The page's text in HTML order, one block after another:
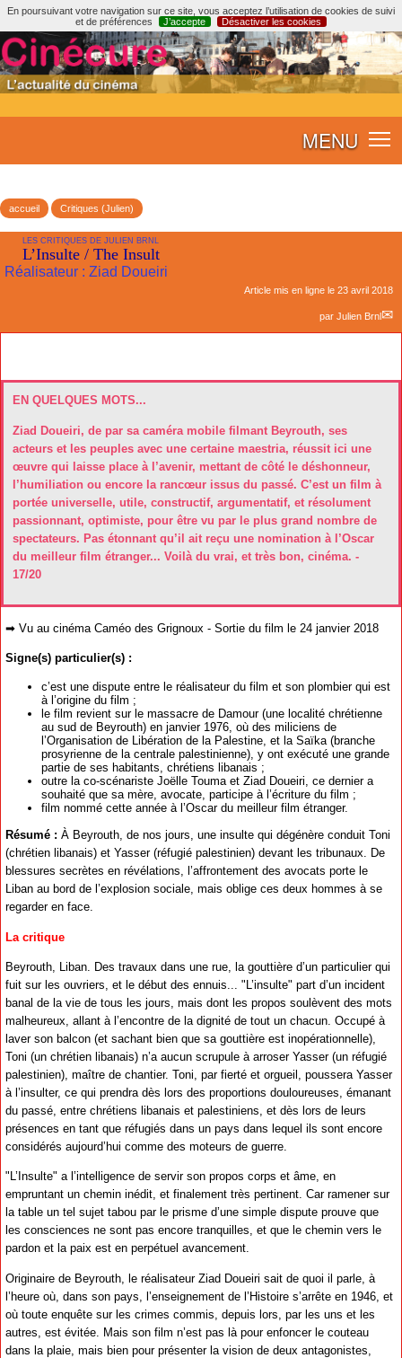
En poursuivant votre navigation sur ce site, vous acceptez l’utilisation de cookies de suivi
et de préférences
J’accepte Désactiver les cookies
MENU
accueil Critiques (Julien)
LES CRITIQUES DE JULIEN BRNL
L’Insulte / The Insult
Réalisateur : Ziad Doueiri
Article mis en ligne le 23 avril 2018
par Julien Brnl
EN QUELQUES MOTS...
Ziad Doueiri, de par sa caméra mobile filmant Beyrouth, ses
acteurs et les peuples avec une certaine maestria, réussit ici une
œuvre qui laisse place à l’avenir, mettant de côté le déshonneur,
l’humiliation ou encore la rancœur issus du passé. C’est un film à
portée universelle, utile, constructif, argumentatif, et résolument
passionnant, optimiste, pour être vu par le plus grand nombre de
spectateurs. Pas étonnant qu’il ait reçu une nomination à l’Oscar
du meilleur film étranger... Voilà du vrai, et très bon, cinéma. -
17/20
➡ Vu au cinéma Caméo des Grignoux - Sortie du film le 24 janvier 2018
Signe(s) particulier(s) :
c’est une dispute entre le réalisateur du film et son plombier qui est
à l’origine du film ;
le film revient sur le massacre de Damour (une localité chrétienne
au sud de Beyrouth) en janvier 1976, où des miliciens de
l’Organisation de Libération de la Palestine, et la Saïka (branche
prosyrienne de la centrale palestinienne), y ont exécuté une grande
partie de ses habitants, chrétiens libanais ;
outre la co-scénariste Joëlle Touma et Ziad Doueiri, ce dernier a
souhaité que sa mère, avocate, participe à l’écriture du film ;
film nommé cette année à l’Oscar du meilleur film étranger.
Résumé : À Beyrouth, de nos jours, une insulte qui dégénère conduit Toni
(chrétien libanais) et Yasser (réfugié palestinien) devant les tribunaux. De
blessures secrètes en révélations, l’affrontement des avocats porte le
Liban au bord de l’explosion sociale, mais oblige ces deux hommes à se
regarder en face.
La critique
Beyrouth, Liban. Des travaux dans une rue, la gouttière d’un particulier qui
fuit sur les ouvriers, et le début des ennuis... "L’insulte" part d’un incident
banal de la vie de tous les jours, mais dont les propos soulèvent des mots
malheureux, allant à l’encontre de la dignité de tout un chacun. Occupé à
laver son balcon (et sachant bien que sa gouttière est inopérationnelle),
Toni (un chrétien libanais) n’a aucun scrupule à arroser Yasser (un réfugié
palestinien), maître de chantier. Toni, par fierté et orgueil, poussera Yasser
à l’insulter, ce qui prendra dès lors des proportions douloureuses, émanant
du passé, entre chrétiens libanais et palestiniens, et dès lors de leurs
présences en tant que réfugiés dans un pays dans lequel ils sont encore
considérés aujourd’hui comme des moteurs de guerre.
"L’Insulte" a l’intelligence de servir son propos corps et âme, en
empruntant un chemin inédit, et finalement très pertinent. Car ramener sur
la table un tel sujet tabou par le prisme d’une simple dispute prouve que
les consciences ne sont pas encore tranquilles, et que le chemin vers le
pardon et la paix est en perpétuel avancement.
Originaire de Beyrouth, le réalisateur Ziad Doueiri sait de quoi il parle, à
l’heure où, dans son pays, l’enseignement de l’Histoire s’arrête en 1946, et
où toute enquête sur les crimes commis, depuis lors, par les uns et les
autres, est évitée. Mais son film n’est pas là pour enfoncer le couteau
dans la plaie, mais bien pour présenter la vision de deux antagonistes,